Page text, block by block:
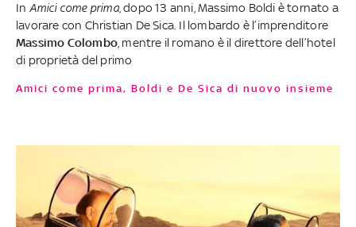
In Amici come prima, dopo 13 anni, Massimo Boldi è tornato a
lavorare con Christian De Sica. Il lombardo è l’imprenditore
Massimo Colombo , mentre il romano è il direttore dell’hotel
di proprietà del primo
Amici come prima, Boldi e De Sica di nuovo insieme